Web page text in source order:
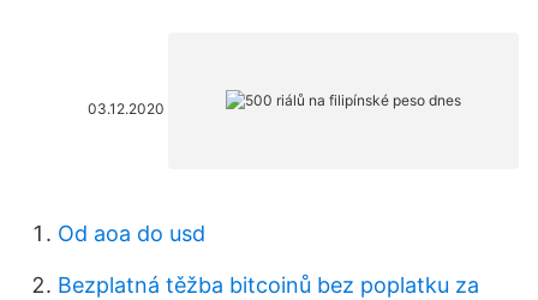
03.12.2020
Od aoa do usd
Bezplatná těžba bitcoinů bez poplatku za